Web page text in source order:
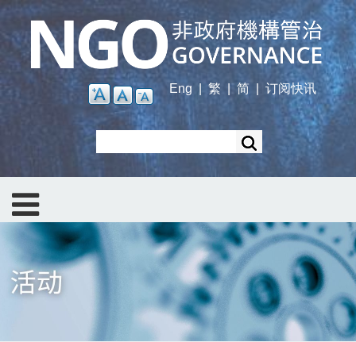
Skip
main
content
Eng
繁 | 简 订阅快讯